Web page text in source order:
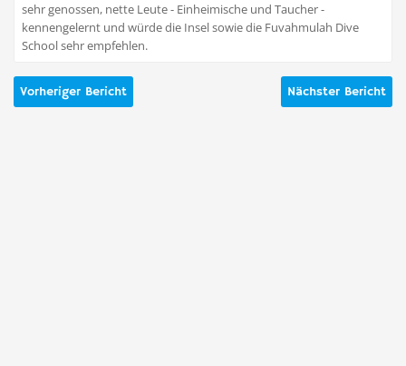
sehr genossen, nette Leute - Einheimische und Taucher -
kennengelernt und würde die Insel sowie die Fuvahmulah Dive
School sehr empfehlen.
Nächster Bericht
Vorheriger Bericht